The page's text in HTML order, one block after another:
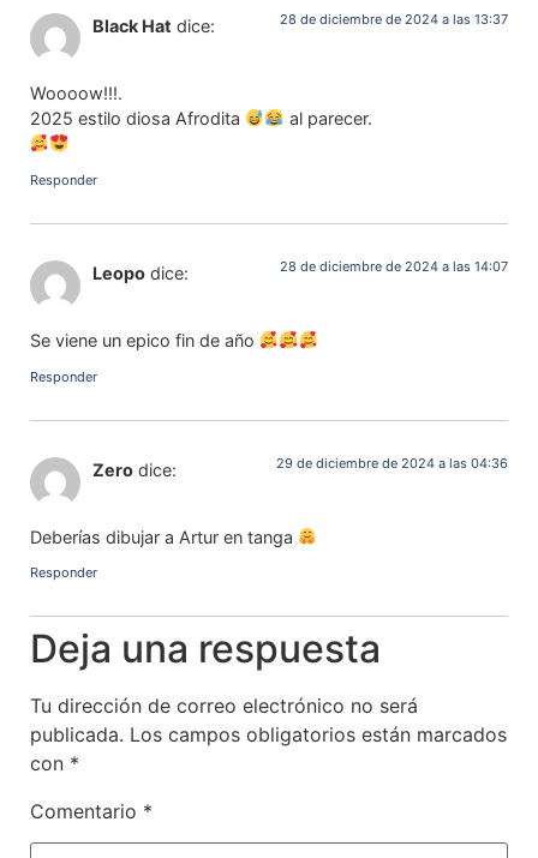
Black Hat dice: 28 de diciembre de 2024 a las 13:37
Woooow!!!.
2025 estilo diosa Afrodita
al parecer.
Responder
Leopo dice: 28 de diciembre de 2024 a las 14:07
Se viene un epico fin de año
Responder
Zero dice: 29 de diciembre de 2024 a las 04:36
Deberías dibujar a Artur en tanga
Responder
Deja una respuesta
Tu dirección de correo electrónico no será
publicada. Los campos obligatorios están marcados
con *
Comentario *